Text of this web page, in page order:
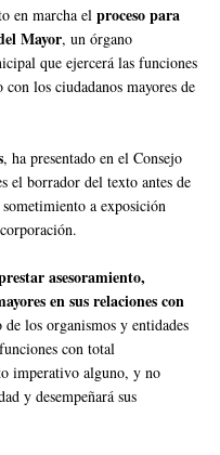
en marcha el proceso para
Mayor, un órgano
que ejercerá las funciones
los ciudadanos mayores de
, ha presentado en el Consejo
el borrador del texto antes de
a exposición
asesoramiento,
en sus relaciones con
de los organismos y entidades
con total
imperativo alguno, y no
y desempeñará sus